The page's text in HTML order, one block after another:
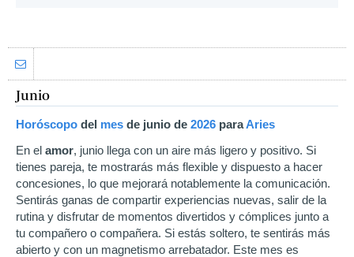
Junio
Horóscopo del mes de junio de 2026 paraAries
En el amor, junio llega con un aire más ligero y positivo. Si
tienes pareja, te mostrarás más flexible y dispuesto a hacer
concesiones, lo que mejorará notablemente la comunicación.
Sentirás ganas de compartir experiencias nuevas, salir de la
rutina y disfrutar de momentos divertidos y cómplices junto a
tu compañero o compañera. Si estás soltero, te sentirás más
abierto y con un magnetismo arrebatador. Este mes es